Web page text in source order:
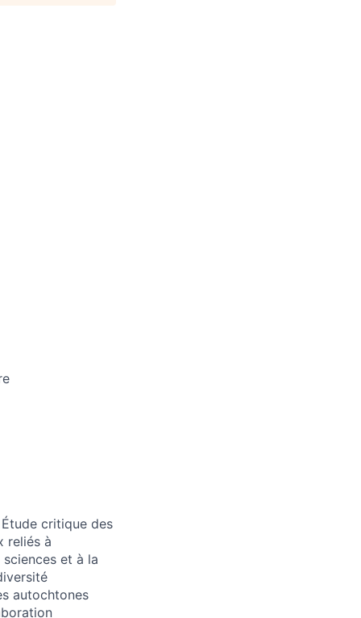
critique des
reliés à
et à la
autochtones